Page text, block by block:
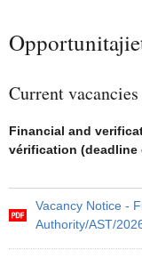
Current vacancies
Financial and
vérification (deadline
Vacancy Notice -
Authority/AST/